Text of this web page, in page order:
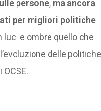
persone, ma ancora
per migliori politiche
luci e ombre quello che
delle politiche